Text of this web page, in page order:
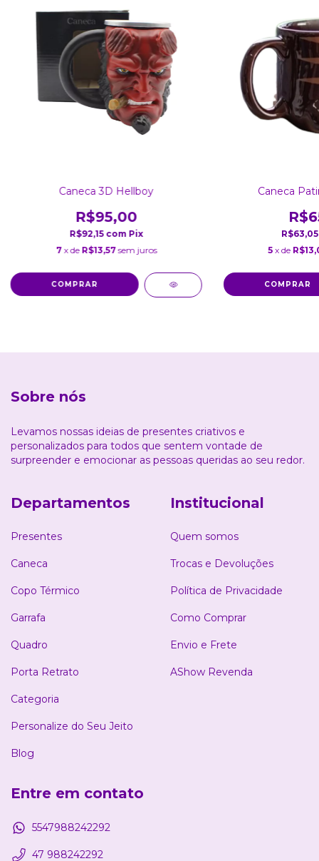
Caneca 3D Hellboy
R$95,00
R$92,15 com Pix
7 x de R$13,57 sem juros
Caneca
5 x de
Sobre nós
Levamos nossas ideias de presentes criativos e
personalizados para todos que sentem vontade de
surpreender e emocionar as pessoas queridas ao seu redor.
Departamentos
Presentes
Caneca
Copo Térmico
Garrafa
Quadro
Porta Retrato
Categoria
Personalize do Seu Jeito
Blog
Institucional
Quem somos
Trocas e Devoluções
Política de Privacidade
Como Comprar
Envio e Frete
AShow Revenda
Entre em contato
5547988242292
47 988242292